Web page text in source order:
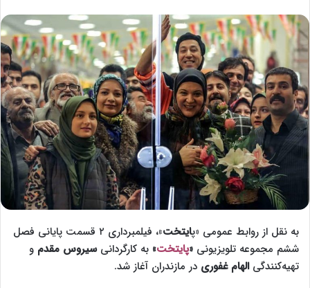
l
l
o
w
o
n
X
س
ا
ل
ا
ی
م
ی
ل
به نقل از روابط عمومی «پایتخت
»، فیلمبرداری ۲ قسمت پایانی فصل
ششم مجموعه تلویزیونی «پایتخت» به کارگردانیسیروس مقدم و
تهیه‌کنندگی الهام غفوری در مازندران آغاز شد.